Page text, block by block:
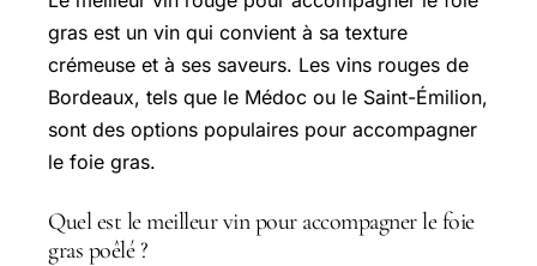
gras est un vin qui convient à sa texture
crémeuse et à ses saveurs. Les vins rouges de
Bordeaux, tels que le Médoc ou le Saint-Émilion,
sont des options populaires pour accompagner
le foie gras.
Quel est le meilleur vin pour accompagner le foie
gras poêlé ?